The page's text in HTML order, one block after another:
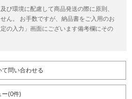
び環境に配慮して商品発送の際に原則、
ん。 お手数ですが、納品書をご入用のお
の入力」画面にございます備考欄にその
問い合わせる
ー(0件)